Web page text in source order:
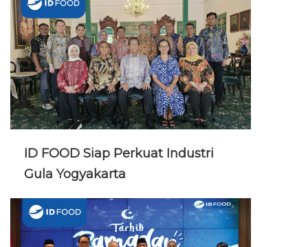
ID FOOD Siap Perkuat Industri
Gula Yogyakarta